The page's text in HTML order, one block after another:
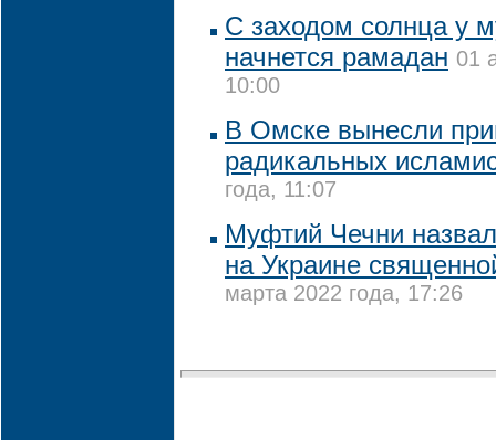
С заходом солнца у
начнется рамадан 01
10:00
В Омске вынесли
радикальных
года, 11:07
Муфтий Чечни
на Украине
марта 2022 года, 17:26